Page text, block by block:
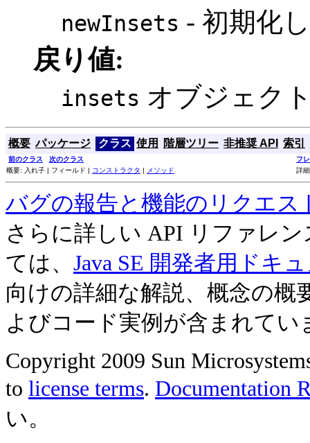
newInsets - 初期化
戻り値:
insets オブジェク
概要 パッケージ クラス 使用 階層ツリー 非推奨 API 索引
前のクラス 次のクラス
フ
概要: 入れ子 | フィールド | コンストラクタ | メソッド 詳
バグの報告と機能のリクエス
さらに詳しい API リファレ
ては、 Java SE 開発者用ドキ
向けの詳細な解説、概念の概
よびコード実例が含まれてい
Copyright 2009 Sun
to license terms. Documentation
い。